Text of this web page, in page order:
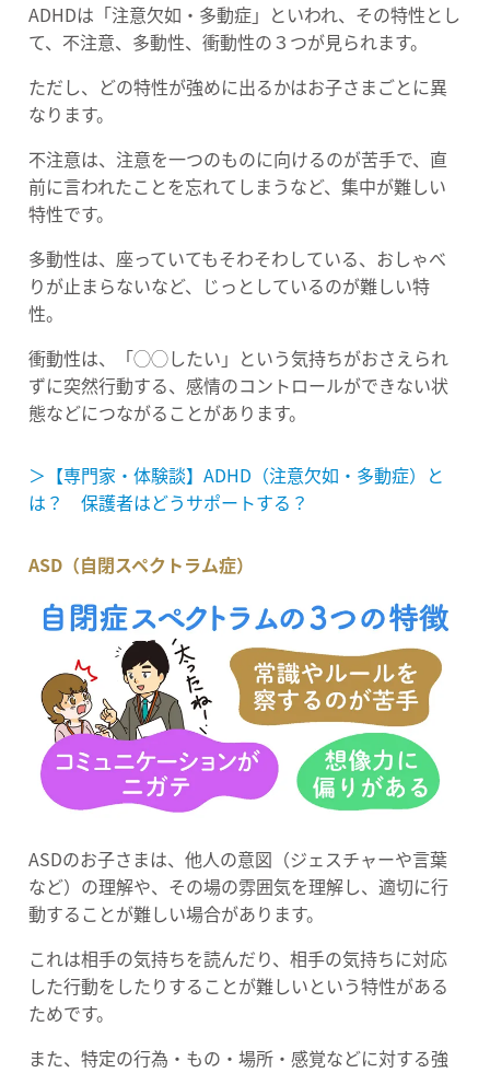
ADHDは「注意欠如・多動症」といわれ、その特性とし
て、不注意、多動性、衝動性の３つが見られます。
ただし、どの特性が強めに出るかはお子さまごとに異
なります。
不注意は、注意を一つのものに向けるのが苦手で、直
前に言われたことを忘れてしまうなど、集中が難しい
特性です。
多動性は、座っていてもそわそわしている、おしゃべ
りが止まらないなど、じっとしているのが難しい特
性。
衝動性は、「◯◯したい」という気持ちがおさえられ
ずに突然行動する、感情のコントロールができない状
態などにつながることがあります。
＞【専門家・体験談】ADHD（注意欠如・多動症）と
は？ 保護者はどうサポートする？
ASD（自閉スペクトラム症）
ASDのお子さまは、他人の意図（ジェスチャーや言葉
など）の理解や、その場の雰囲気を理解し、適切に行
動することが難しい場合があります。
これは相手の気持ちを読んだり、相手の気持ちに対応
した行動をしたりすることが難しいという特性がある
ためです。
また、特定の行為・もの・場所・感覚などに対する強